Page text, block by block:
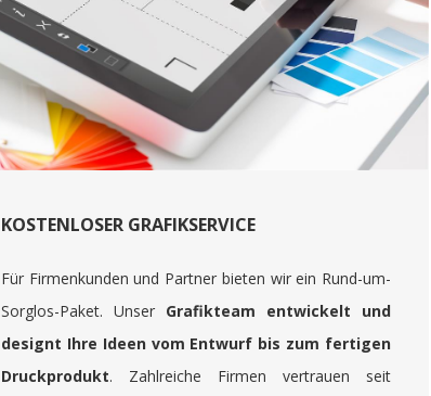
KOSTENLOSER GRAFIKSERVICE
Für Firmenkunden und Partner bieten wir ein Rund-um-
Sorglos-Paket. Unser Grafikteam entwickelt und
designt Ihre Ideen vom Entwurf bis zum fertigen
Druckprodukt. Zahlreiche Firmen vertrauen seit